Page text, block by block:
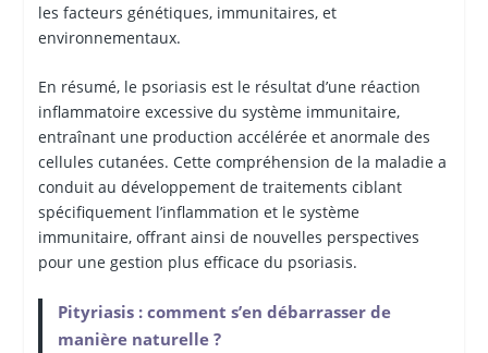
les facteurs génétiques, immunitaires, et
environnementaux.
En résumé, le psoriasis est le résultat d’une réaction
inflammatoire excessive du système immunitaire,
entraînant une production accélérée et anormale des
cellules cutanées. Cette compréhension de la maladie a
conduit au développement de traitements ciblant
spécifiquement l’inflammation et le système
immunitaire, offrant ainsi de nouvelles perspectives
pour une gestion plus efficace du psoriasis.
Pityriasis : comment s’en débarrasser de
manière naturelle ?